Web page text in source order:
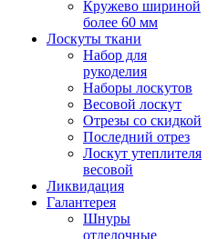
Кружево шириной
более 60 мм
Лоскуты ткани
Набор для
рукоделия
Наборы лоскутов
Весовой лоскут
Отрезы со скидкой
Последний отрез
Лоскут утеплителя
весовой
Ликвидация
Галантерея
Шнуры
отделочные